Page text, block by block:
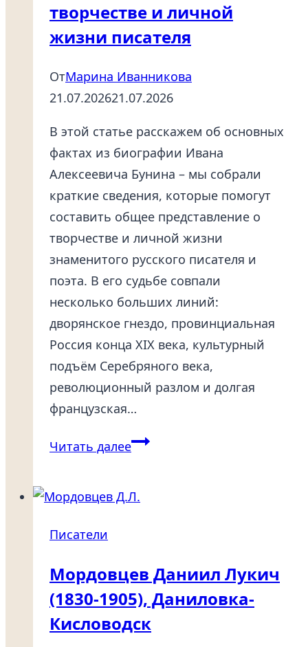
творчестве и личной
жизни писателя
ОтМарина Иванникова
21.07.202621.07.2026
В этой статье расскажем об основных
фактах из биографии Ивана
Алексеевича Бунина – мы собрали
краткие сведения, которые помогут
составить общее представление о
творчестве и личной жизни
знаменитого русского писателя и
поэта. В его судьбе совпали
несколько больших линий:
дворянское гнездо, провинциальная
Россия конца XIX века, культурный
подъём Серебряного века,
революционный разлом и долгая
французская…
Читать далееБунин
краткая
самое
важное
о
творчестве
Писатели
Мордовцев Даниил Лукич
(1830-1905), Даниловка-
Кисловодск